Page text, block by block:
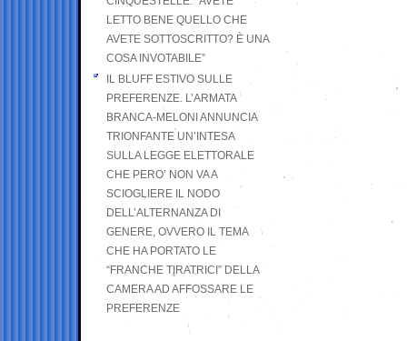
LETTO BENE QUELLO CHE
AVETE SOTTOSCRITTO? È UNA
COSA INVOTABILE”
IL BLUFF ESTIVO SULLE
PREFERENZE. L’ARMATA
BRANCA-MELONI ANNUNCIA
TRIONFANTE UN’INTESA
SULLA LEGGE ELETTORALE
CHE PERO’ NON VA A
SCIOGLIERE IL NODO
DELL’ALTERNANZA DI
GENERE, OVVERO IL TEMA
CHE HA PORTATO LE
“FRANCHE TIRATRICI” DELLA
CAMERA AD AFFOSSARE LE
PREFERENZE